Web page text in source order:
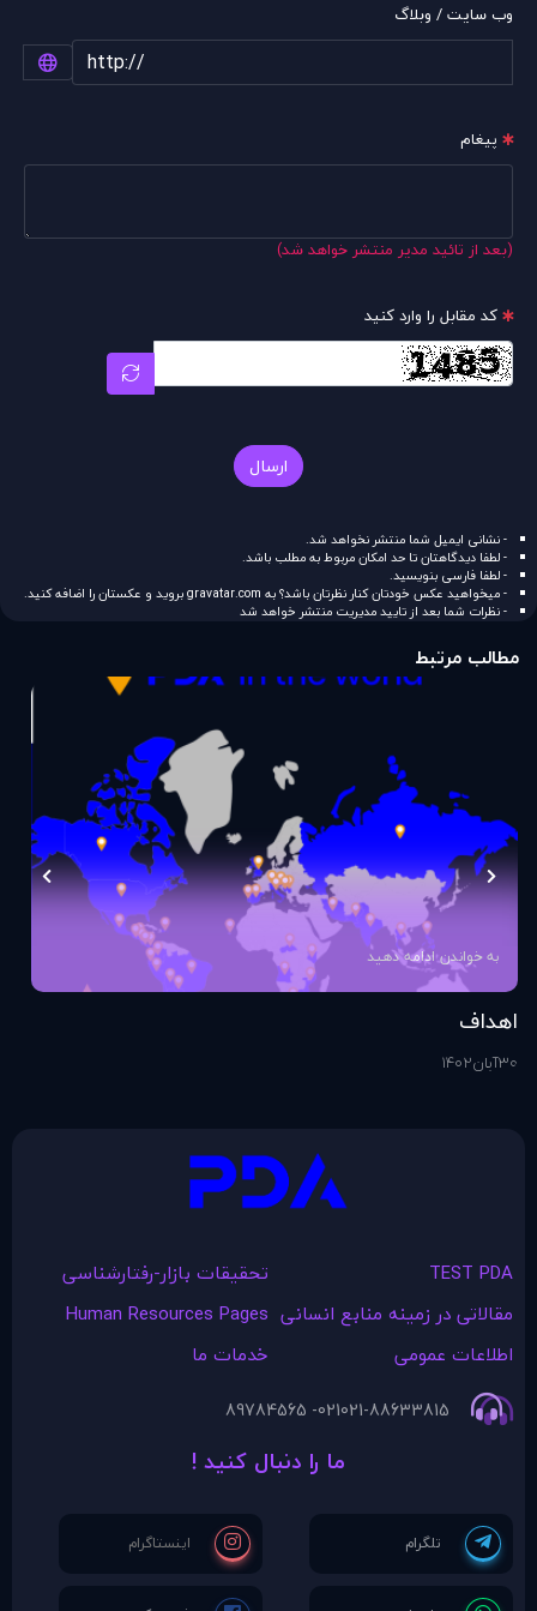
وب سایت / وبلاگ
پیغام
(بعد از تائید مدیر منتشر خواهد شد)
کد مقابل را وارد کنید
ارسال
- نشانی ایمیل شما منتشر نخواهد شد.
- لطفا دیدگاهتان تا حد امکان مربوط به مطلب باشد.
- لطفا فارسی بنویسید.
- میخواهید عکس خودتان کنار نظرتان باشد؟ به gravatar.comبروید و عکستان را اضافه کنید.
- نظرات شما بعد از تایید مدیریت منتشر خواهد شد
مطالب مرتبط
به خواندن ادامه دهید
اهداف
30آبان1402
TEST PDA
تحقیقات بازار-رفتارشناسی
مقالاتی در زمينه منابع انسانی Human Resources Pages
اطلاعات عمومی
خدمات ما
021-88633815
021- 89784565
ما را دنبال کنید !